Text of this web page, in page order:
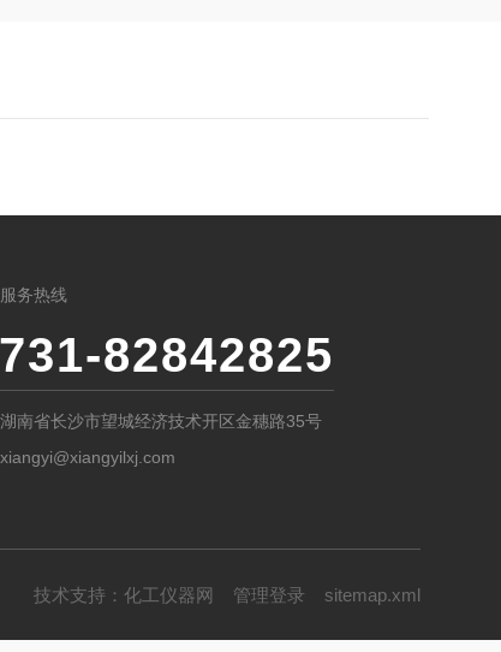
服务热线
82842825
湖南省长沙市望城经济技术开区金穗路35号
xiangyi@xiangyilxj.com
技术支持： 化工仪器网 管理登录 sitemap.xml